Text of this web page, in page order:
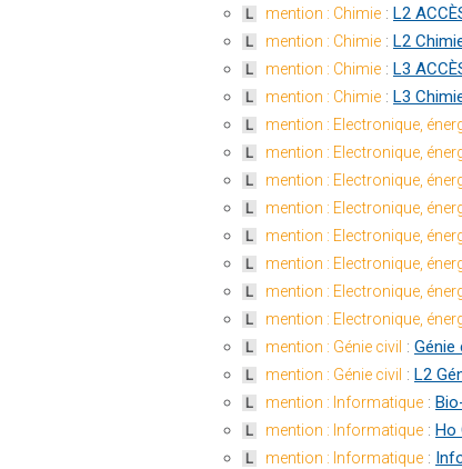
L mention : Chimie : L2
L mention : Chimie : L2
L mention : Chimie : L3
L mention : Chimie : L3
L mention : Electronique,
L mention : Electronique,
L mention : Electronique,
L mention : Electronique,
L mention : Electronique,
L mention : Electronique,
L mention : Electronique,
L mention : Electronique,
L mention : Génie civil :
L mention : Génie civil : L2
L mention : Informatique :
L mention : Informatique : Ho
L mention : Informatique :